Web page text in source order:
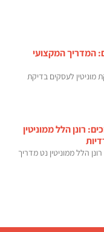
המדריך המקצועי
לעסקים בדיקת
רונן הלל ממוניטין
הלל ממוניטין נט מדריך